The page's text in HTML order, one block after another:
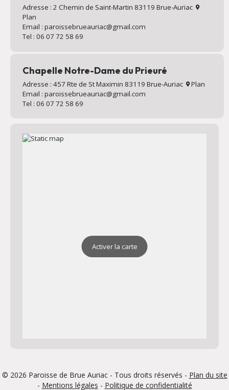
Adresse : 2 Chemin de Saint-Martin 83119 Brue-Auriac
Plan
Email : paroissebrueauriac@gmail.com
Tel : 06 07 72 58 69
Chapelle Notre-Dame du Prieuré
Adresse : 457 Rte de St Maximin 83119 Brue-Auriac
Plan
Email : paroissebrueauriac@gmail.com
Tel : 06 07 72 58 69
Activer la carte
© 2026 Paroisse de Brue Auriac - Tous droits réservés - Plan du site
- Mentions légales - Politique de confidentialité